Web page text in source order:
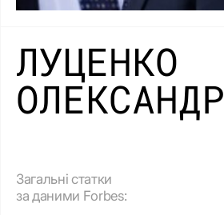
ЛУЦЕНКО
ОЛЕКСАНДР
Загальні статки
за даними Forbes: